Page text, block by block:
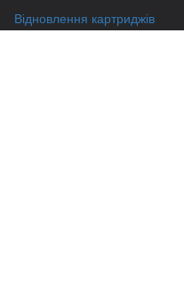
Відновлення картриджів